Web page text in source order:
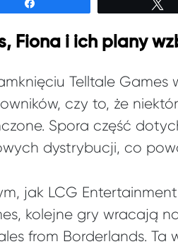
Fiona i ich plany
Telltale Games
czy to, że
Spora część
dystrybucji, co
jak LCG
kolejne gry wracają
from Borderlands.